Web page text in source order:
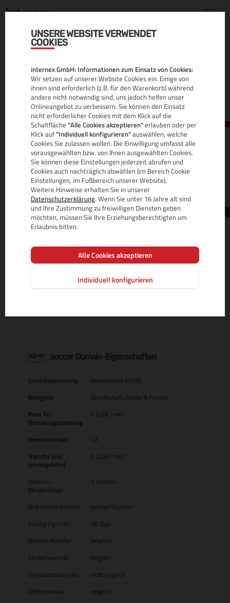
UNSERE WEBSITE VERWENDET
COOKIES
internex GmbH: Informationen zum Einsatz von Cookies:
Wir setzen auf unserer Website Cookies ein. Einige von
ihnen sind erforderlich (z.B. für den Warenkorb) während
andere nicht notwendig sind, uns jedoch helfen unser
Onlineangebot zu verbessern. Sie können den Einsatz
nicht erforderlicher Cookies mit dem Klick auf die
Schaltfläche "Alle Cookies akzeptieren"erlauben oder per
Klick auf"Individuell konfigurieren"auswählen, welche
Cookies Sie zulassen wollen. Die Einwilligung umfasst alle
vorausgewählten bzw. von Ihnen ausgewählten Cookies.
Sie können diese Einstellungen jederzeit abrufen und
Cookies auch nachträglich abwählen (im Bereich Cookie
Einstellungen, im Fußbereich unserer Website).
Weitere Hinweise erhalten Sie in unserer
Datenschutzerklärung. Wenn Sie unter 16 Jahre alt sind
und Ihre Zustimmung zu freiwilligen Diensten geben
möchten, müssen Sie Ihre Erziehungsberechtigten um
Erlaubnis bitten.
Alle Cookies akzeptieren
Individuell konfigurieren
.SOCCER DOMAIN
ALLE INFOS
MEHR INFOS ZUR DOMAIN-ENDUNG
.soccer Domain-Eigenschaften
Land/Bezeichnung
International (nTLD)
Kategorie
Gesellschaft, Hobby & Freizeit
Preis für
Domainregistrierung
€ 2,08 / mtl.
Domainlaufzeit
12
Transfer (inkl.
Jahresgebühr)
€ 2,08 / mtl.
Domain-
Mindestlänge
2 Zeichen
Registrierungsdauer
wenige Stunden
Kündigungsfrist
30 Tage
Domain-Transfer
möglich
Inhaberwechsel
möglich
Umlautdomain (idn)
nicht möglich
Zifferndomain
möglich